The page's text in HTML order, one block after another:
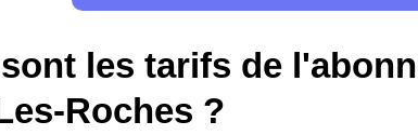
les tarifs de
Roches ?